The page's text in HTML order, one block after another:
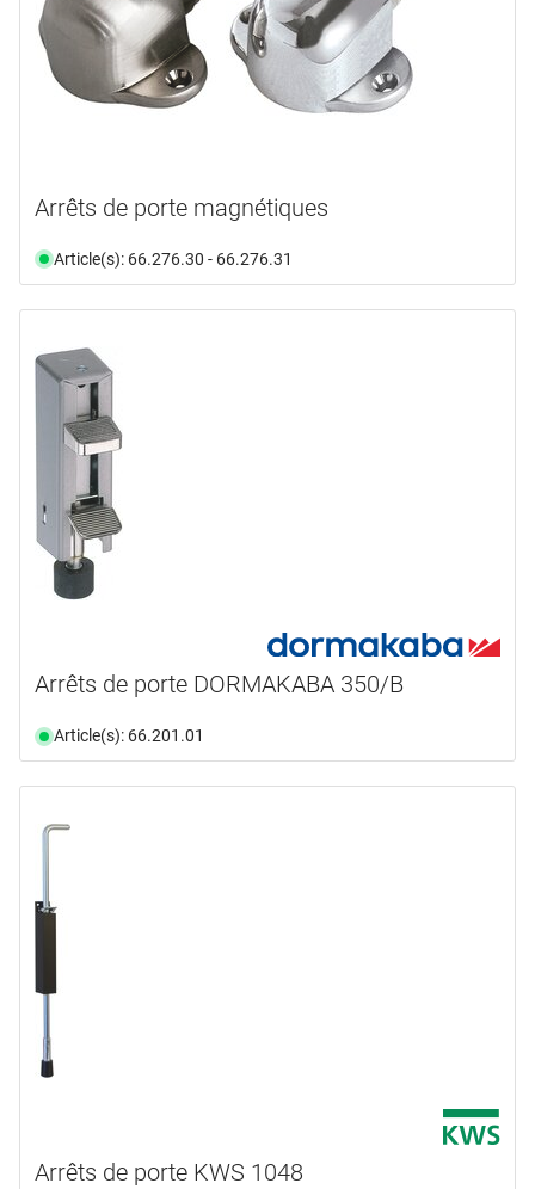
Arrêts de porte magnétiques
Article(s): 66.276.30 - 66.276.31
Arrêts de porte DORMAKABA 350/B
Article(s): 66.201.01
Arrêts de porte KWS 1048